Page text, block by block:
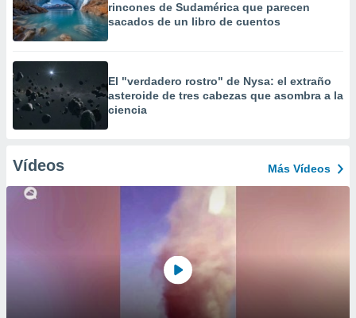
rincones de Sudamérica que parecen
sacados de un libro de cuentos
El "verdadero rostro" de Nysa: el extraño
asteroide de tres cabezas que asombra a la
ciencia
Vídeos Más Vídeos